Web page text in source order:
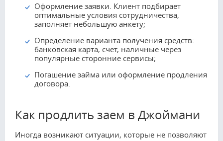
Оформление заявки. Клиент подбирает
оптимальные условия сотрудничества,
заполняет небольшую анкету;
Определение варианта получения средств:
банковская карта, счет, наличные через
популярные сторонние сервисы;
Погашение займа или оформление продления
договора.
Как продлить заем в Джоймани
Иногда возникают ситуации, которые не позволяют